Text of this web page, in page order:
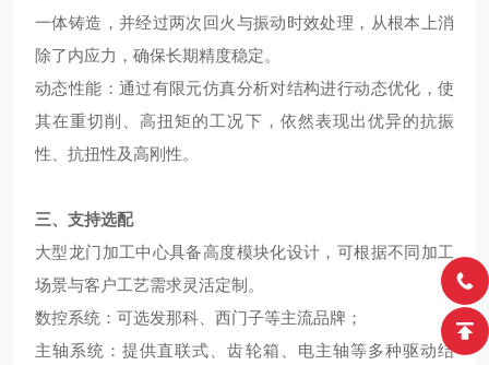
一体铸造，并经过两次回火与振动时效处理，从根本上消
除了内应力，确保长期精度稳定。
动态性能：通过有限元仿真分析对结构进行动态优化，使
其在重切削、高扭矩的工况下，依然表现出优异的抗振
性、抗扭性及高刚性。
三、支持选配
大型龙门加工中心具备高度模块化设计，可根据不同加工
场景与客户工艺需求灵活定制。
数控系统：可选发那科、西门子等主流品牌；
主轴系统：提供直联式、齿轮箱、电主轴等多种驱动结